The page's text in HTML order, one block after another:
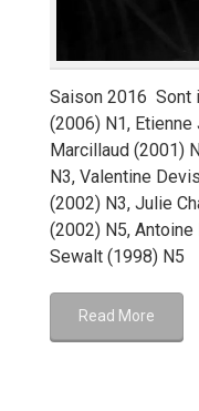
Saison 2016 Sont
(2006) N1,
Marcillaud (2001)
N3, Valentine
(2002) N3, Julie
(2002) N5,
Sewalt (1998) N5
Read More